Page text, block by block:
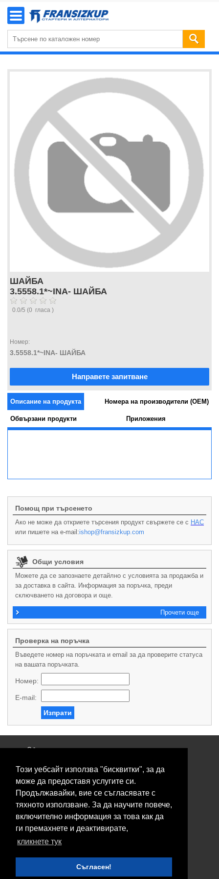
Този уебсайт използва "бисквитки", за да
може да предоставя услугите си.
Продължавайки, вие се съгласявате с
тяхното използване. За да научите повече,
включително информация за това как да
ги премахнете и деактивирате,
кликнете тук
Съгласен!
ШАЙБА
3.5558.1*~INA- ШАЙБА
0.0/5 (0 гласа )
Номер:
3.5558.1*~INA- ШАЙБА
Направете запитване
Описание на продукта Номера на производители (OEM)
Обвързани продукти Приложения
Помощ при търсенето
Ако не може да откриете търсения продукт свържете се с НАС
или пишете на e-mail:ishop@fransizkup.com
Общи условия
Можете да се запознаете детайлно с условията за продажба и
за доставка в сайта. Информация за поръчка, преди
сключването на договора и още.
Прочети още
Проверка на поръчка
Въведете номер на поръчката и email за да проверите статуса
на вашата поръчката.
Номер:
E-mail:
Изпрати
Общи условия
Свържете се с нас
Контакти
Нашите сервизи
Блог
© 2026 Fransizkup.bg всички права запазени
Изграждане и поддръжка от
Boby_fransizkup